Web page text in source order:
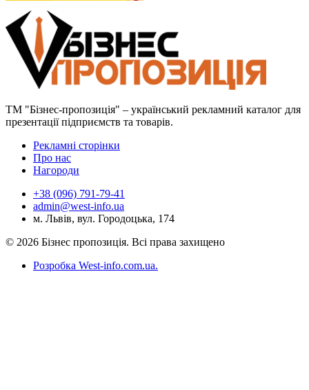
ТМ "Бізнес-пропозиція" – український рекламний каталог для
презентації підприємств та товарів.
Рекламні сторінки
Про нас
Нагороди
+38 (096) 791-79-41
admin@west-info.ua
м. Львів, вул. Городоцька, 174
© 2026 Бізнес пропозиція. Всі права захищено
Розробка West-info.com.ua.